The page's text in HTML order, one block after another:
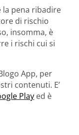
la pena ribadire
di rischio
insomma, è
i rischi cui si
App, per
contenuti. E’
Play ed è